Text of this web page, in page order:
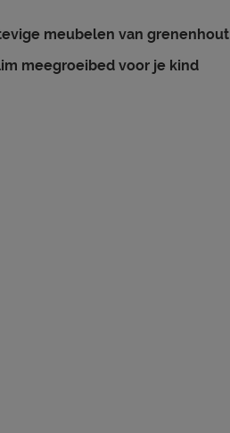
meubelen van grenenhout
meegroeibed voor je kind